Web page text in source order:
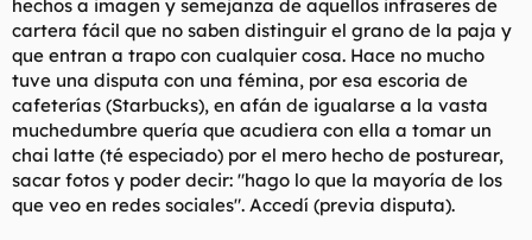
hechos a imagen y semejanza de aquellos infraseres de
cartera fácil que no saben distinguir el grano de la paja y
que entran a trapo con cualquier cosa. Hace no mucho
tuve una disputa con una fémina, por esa escoria de
cafeterías (Starbucks), en afán de igualarse a la vasta
muchedumbre quería que acudiera con ella a tomar un
chai latte (té especiado) por el mero hecho de posturear,
sacar fotos y poder decir: "hago lo que la mayoría de los
que veo en redes sociales". Accedí (previa disputa).